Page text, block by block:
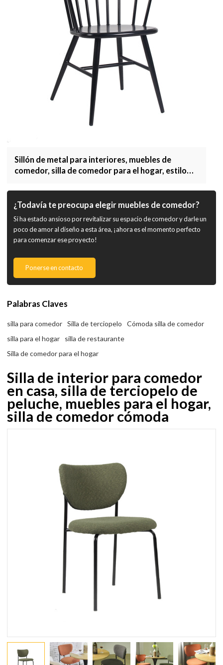
Sillón de metal para interiores, muebles de
comedor, silla de comedor para el hogar, estilo
¿Todavía te preocupa elegir muebles de comedor?
Si ha estado ansioso por revitalizar su espacio de comedor y darle un
poco de amor al diseño a esta área, ¡ahora es el momento perfecto
para comenzar ese proyecto!
Ponerse en contacto
Palabras Claves
silla para comedor Silla de terciopelo
Cómoda silla de comedor
silla para el hogar
silla de restaurante
Silla de comedor para el hogar
Silla de interior para comedor
en casa, silla de terciopelo de
peluche, muebles para el hogar,
silla de comedor cómoda